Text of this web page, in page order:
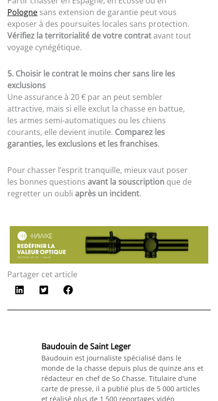
Pologne sans extension de garantie peut vous
exposer à des poursuites locales sans protection.
Vérifiez la territorialité de votre contratavant tout
voyage cynégétique.
5. Choisir le contrat le moins cher sans lire les
exclusions
Une assurance à 20 € par an peut sembler
attractive, mais si elle exclut la chasse en battue,
les armes semi-automatiques ou les chiens
courants, elle devient inutile. Comparez les
garanties, les exclusions et les franchises.
Pour chasser l’esprit tranquille, mieux vaut poser
les bonnes questions avant la souscription que de
regretter un oubli après un incident.
Partager cet article
Baudouin de Saint Leger
Baudouin est journaliste spécialisé dans le
monde de la chasse depuis plus de quinze ans et
rédacteur en chef de So Chasse. Titulaire d'une
carte de presse, il a publié plus de 5 000 articles
et réalisé plus de 1 500 reportages vidéo